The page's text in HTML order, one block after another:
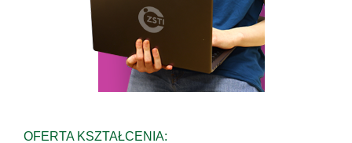
OFERTA KSZTAŁCENIA: